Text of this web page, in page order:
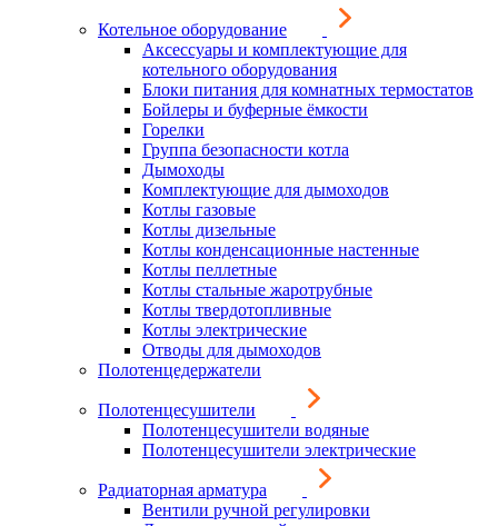
Котельное оборудование
Аксессуары и комплектующие для
котельного оборудования
Блоки питания для комнатных термостатов
Бойлеры и буферные ёмкости
Горелки
Группа безопасности котла
Дымоходы
Комплектующие для дымоходов
Котлы газовые
Котлы дизельные
Котлы конденсационные настенные
Котлы пеллетные
Котлы стальные жаротрубные
Котлы твердотопливные
Котлы электрические
Отводы для дымоходов
Полотенцедержатели
Полотенцесушители
Полотенцесушители водяные
Полотенцесушители электрические
Радиаторная арматура
Вентили ручной регулировки